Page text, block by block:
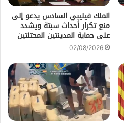
الملك فيليبي السادس يدعو إلى
منع تكرار أحداث سبتة ويشدد
على حماية المدينتين المحتلتين
02/08/2026